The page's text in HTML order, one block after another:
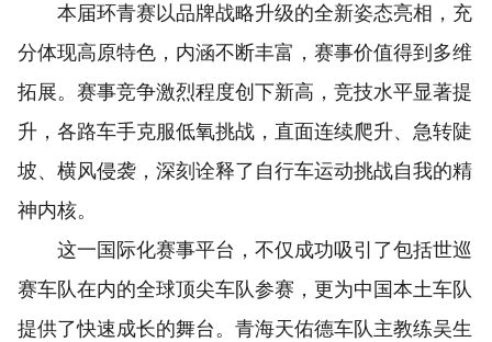
本届环青赛以品牌战略升级的全新姿态亮相，充
分体现高原特色，内涵不断丰富，赛事价值得到多维
拓展。赛事竞争激烈程度创下新高，竞技水平显著提
升，各路车手克服低氧挑战，直面连续爬升、急转陡
坡、横风侵袭，深刻诠释了自行车运动挑战自我的精
神内核。
这一国际化赛事平台，不仅成功吸引了包括世巡
赛车队在内的全球顶尖车队参赛，更为中国本土车队
提供了快速成长的舞台。青海天佑德车队主教练吴生